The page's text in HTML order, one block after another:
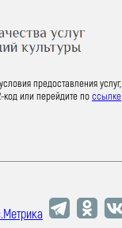
предоставления услуг,
код или перейдите поссылке